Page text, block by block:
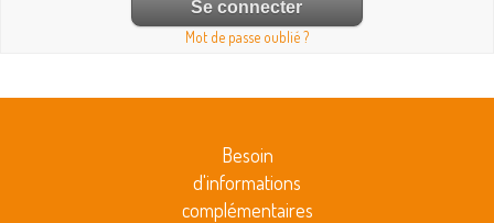
Mot de passe oublié ?
Besoin
d'informations
complémentaires